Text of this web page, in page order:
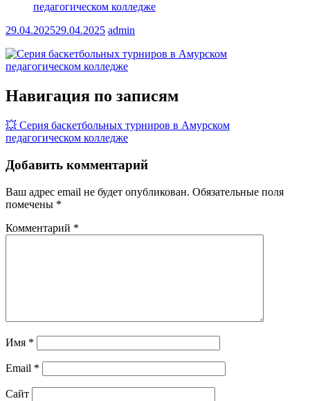
педагогическом колледже
29.04.202529.04.2025 admin
Навигация по записям
💥 Серия баскетбольных турниров в Амурском
педагогическом колледже
Добавить комментарий
Ваш адрес email не будет опубликован. Обязательные поля
помечены *
Комментарий *
Имя *
Email *
Сайт